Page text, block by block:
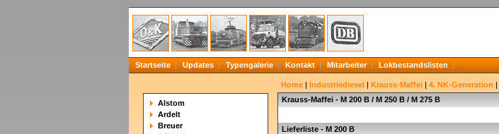
Startseite Updates Typengalerie Kontakt Mitarbeiter Lokbestandslisten
Alstom
Ardelt
Breuer
Home | Industriediesel | Krauss-Maffei | 4. NK-Generation |
Krauss-Maffei - M 200 B / M 250 B / M 275 B
Lieferliste - M 200 B